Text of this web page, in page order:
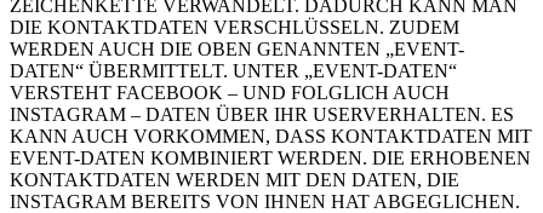
ZEICHENKETTE VERWANDELT. DADURCH KANN MAN
DIE KONTAKTDATEN VERSCHLÜSSELN. ZUDEM
WERDEN AUCH DIE OBEN GENANNTEN „EVENT-
DATEN“ ÜBERMITTELT. UNTER „EVENT-DATEN“
VERSTEHT FACEBOOK – UND FOLGLICH AUCH
INSTAGRAM – DATEN ÜBER IHR USERVERHALTEN. ES
KANN AUCH VORKOMMEN, DASS KONTAKTDATEN MIT
EVENT-DATEN KOMBINIERT WERDEN. DIE ERHOBENEN
KONTAKTDATEN WERDEN MIT DEN DATEN, DIE
INSTAGRAM BEREITS VON IHNEN HAT ABGEGLICHEN.